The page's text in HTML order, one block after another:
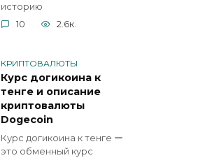
историю
10
2.6к.
КРИПТОВАЛЮТЫ
Курс догикоина к
тенге и описание
криптовалюты
Dogecoin
Курс догикоина к тенге ー
это обменный курс